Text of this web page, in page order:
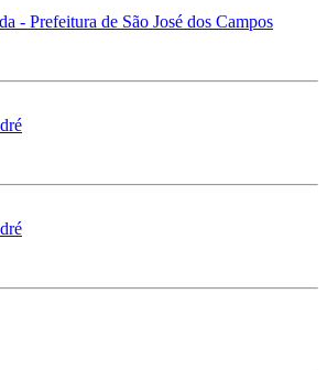
- Prefeitura de São José dos Campos